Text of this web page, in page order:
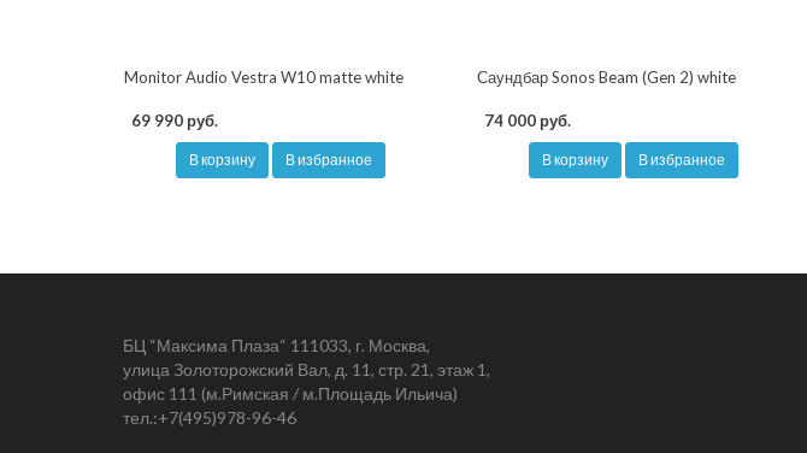
Monitor Audio Vestra W10 matte white
69 990 руб.
В корзину В избранное
Саундбар Sonos Beam (Gen 2) white
74 000 руб.
В корзину В избранное
БЦ “Максима Плаза“ 111033, г. Москва,
улица Золоторожский Вал, д. 11, стр. 21, этаж 1,
офис 111 (м.Римская / м.Площадь Ильича)
тел.:+7(495)978-96-46